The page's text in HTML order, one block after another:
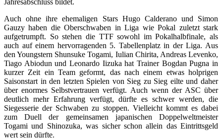
Jahresabschluss bildet.
Auch ohne ihre ehemaligen Stars Hugo Calderano und Simon
Gauzy haben die Oberschwaben in Liga wie Pokal zuletzt stark
aufgetrumpft. So stehen die TTF sowohl im Pokalhalbfinale, als
auch auf einem hervorragenden 5. Tabellenplatz in der Liga. Aus
den Youngstern Shunsuke Togami, Iulian Chirita, Andreas Levenko,
Tiago Abiodun und Leonardo Iizuka hat Trainer Bogdan Pugna in
kurzer Zeit ein Team geformt, das nach einem etwas holprigen
Saisonstart in den letzten Spielen von Sieg zu Sieg eilte und daher
über enormes Selbstvertrauen verfügt. Auch wenn der ASC über
deutlich mehr Erfahrung verfügt, dürfte es schwer werden, die
Siegesserie der Schwaben zu stoppen. Vielleicht kommt es dabei
zum Duell der gemeinsamen japanischen Doppelweltmeister
Togami und Shinozuka, was sicher schon allein das Eintrittsgeld
wert sein dürfte.